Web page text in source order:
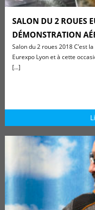
SALON DU 2 ROUES
DÉMONSTRATION
Salon du 2 roues 2018 C’est
Eurexpo Lyon et à cette
[...]